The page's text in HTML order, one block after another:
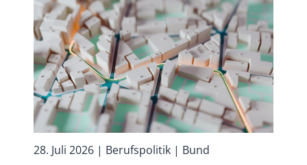
28. Juli 2026 | Berufspolitik | Bund